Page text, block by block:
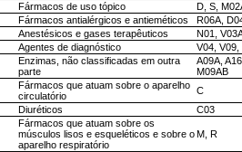
Fármacos de uso tópico
D, S,
Fármacos antialérgicos e antieméticos
R06A,
Anestésicos e gases terapêuticos
N01,
Agentes de diagnóstico
V04, V09,
Enzimas, não classificadas em outra
parte
A09A,
M09AB
Fármacos que atuam sobre o aparelho
circulatório
C
Diuréticos C03
Fármacos que atuam sobre os
músculos lisos e esqueléticos e sobre o
aparelho respiratório
M, R